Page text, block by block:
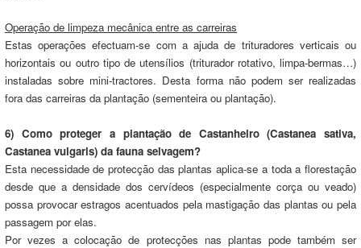
Operação de limpeza mecânica entre as carreiras
Estas operações efectuam-se com a ajuda de trituradores verticais ou
horizontais ou outro tipo de utensílios (triturador rotativo, limpa-bermas…)
instaladas sobre mini-tractores. Desta forma não podem ser realizadas
fora das carreiras da plantação (sementeira ou plantação).
6) Como proteger a plantação de Castanheiro (Castanea sativa,
Castanea vulgaris) da fauna selvagem?
Esta necessidade de protecção das plantas aplica-se a toda a florestação
desde que a densidade dos cervídeos (especialmente corça ou veado)
possa provocar estragos acentuados pela mastigação das plantas ou pela
passagem por elas.
Por vezes a colocação de protecções nas plantas pode também ser